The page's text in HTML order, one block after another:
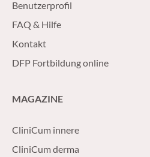
Benutzerprofil
FAQ & Hilfe
Kontakt
DFP Fortbildung online
MAGAZINE
CliniCum innere
CliniCum derma